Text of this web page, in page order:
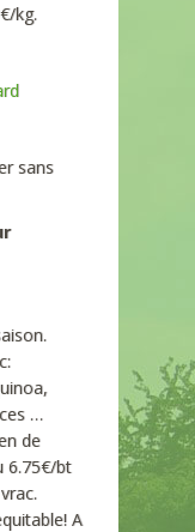
kg.
sans
…
de
6.75€/bt
A